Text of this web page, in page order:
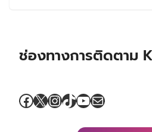
ช่องทางการติดตาม
Facebook
X Instagram
TikTok
YouTube
Mail